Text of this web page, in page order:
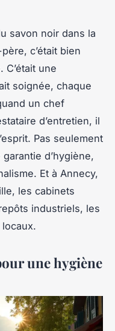
savon noir dans la
c’était bien
C’était une
soignée, chaque
un chef
d’entretien, il
Pas seulement
d’hygiène,
Et à Annecy,
les cabinets
industriels, les
une hygiène